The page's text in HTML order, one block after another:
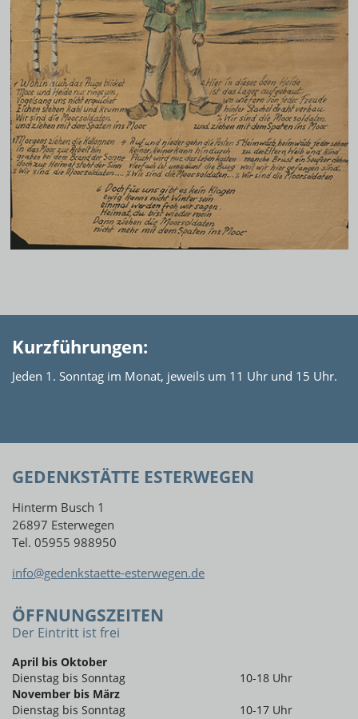
Kurzführungen:
Jeden 1. Sonntag im Monat, jeweils um 11 Uhr und 15 Uhr.
GEDENKSTÄTTE ESTERWEGEN
Hinterm Busch 1
26897 Esterwegen
Tel. 05955 988950
info@gedenkstaette-esterwegen.de
ÖFFNUNGSZEITEN
Der Eintritt ist frei
April bis Oktober
Dienstag bis Sonntag
10-18 Uhr
November bis März
Dienstag bis Sonntag
10-17 Uhr